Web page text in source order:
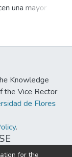
juveniles
por
poblacional,
a
en etapas
fisiológica y
una mayor
de política
Knowledge
the Vice Rector
de Flores
.
for the